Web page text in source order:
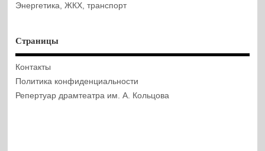
Энергетика, ЖКХ, транспорт
Страницы
Контакты
Политика конфиденциальности
Репертуар драмтеатра им. А. Кольцова